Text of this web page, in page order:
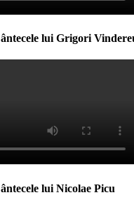
lui Grigori
lui Nicolae Picu